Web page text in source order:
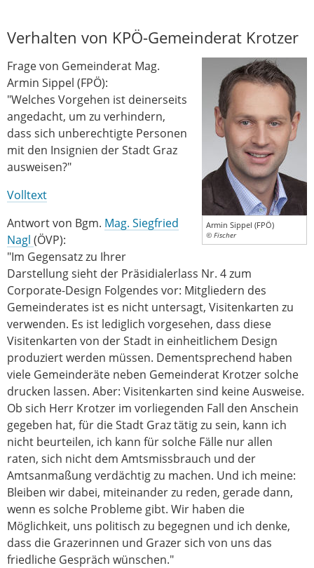
Verhalten von KPÖ-Gemeinderat Krotzer
Armin Sippel (FPÖ)
© Fischer
Frage von Gemeinderat Mag.
Armin Sippel (FPÖ):
"Welches Vorgehen ist deinerseits
angedacht, um zu verhindern,
dass sich unberechtigte Personen
mit den Insignien der Stadt Graz
ausweisen?"
Volltext
Antwort von Bgm. Mag. Siegfried
Nagl (ÖVP):
"Im Gegensatz zu Ihrer
Darstellung sieht der Präsidialerlass Nr. 4 zum
Corporate-Design Folgendes vor: Mitgliedern des
Gemeinderates ist es nicht untersagt, Visitenkarten zu
verwenden. Es ist lediglich vorgesehen, dass diese
Visitenkarten von der Stadt in einheitlichem Design
produziert werden müssen. Dementsprechend haben
viele Gemeinderäte neben Gemeinderat Krotzer solche
drucken lassen. Aber: Visitenkarten sind keine Ausweise.
Ob sich Herr Krotzer im vorliegenden Fall den Anschein
gegeben hat, für die Stadt Graz tätig zu sein, kann ich
nicht beurteilen, ich kann für solche Fälle nur allen
raten, sich nicht dem Amtsmissbrauch und der
Amtsanmaßung verdächtig zu machen. Und ich meine:
Bleiben wir dabei, miteinander zu reden, gerade dann,
wenn es solche Probleme gibt. Wir haben die
Möglichkeit, uns politisch zu begegnen und ich denke,
dass die Grazerinnen und Grazer sich von uns das
friedliche Gespräch wünschen."